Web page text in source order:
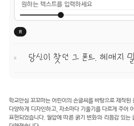
R
R 당신이 찾던 그 폰트, 헤매지
학교안심 꼬꼬마는 어린이의 손글씨를 바탕으로 제작
다양하게 디자인하고, 자소마다 기울기를 다르게 주어
표현되었습니다. 필압에 따른 굵기 변화와 리듬감 있는